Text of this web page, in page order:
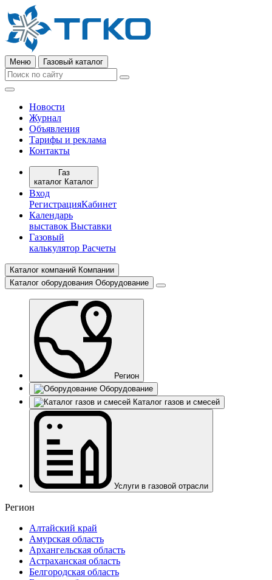
Меню Газовый каталог
Новости
Журнал
Объявления
Тарифы и реклама
Контакты
Газ
каталог Каталог
Вход
РегистрацияКабинет
Календарь
выставок Выставки
Газовый
калькулятор Расчеты
Каталог компаний Компании
Каталог оборудования Оборудование
Регион
Оборудование
Каталог газов и смесей
Услуги в газовой отрасли
Регион
Алтайский край
Амурская область
Архангельская область
Астраханская область
Белгородская область